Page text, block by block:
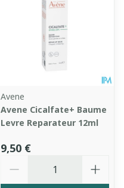
Avene
Avene Cicalfate+ Baume
Levre Reparateur 12ml
9,50 €